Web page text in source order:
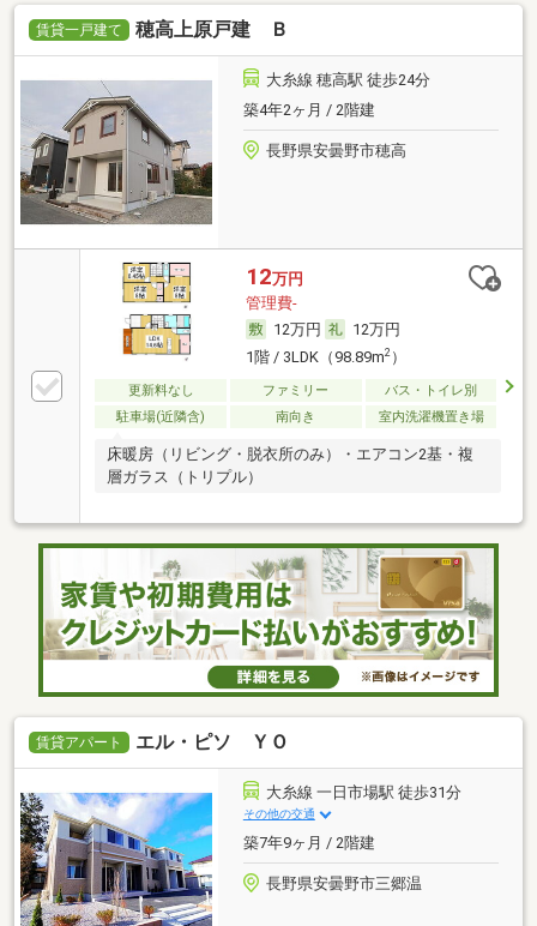
賃貸一戸建て 穂高上原戸建 Ｂ
大糸線 穂高駅 徒歩24分
築4年2ヶ月 / 2階建
長野県安曇野市穂高
12万円
管理費-
12万円
12万円
1階 / 3LDK（98.89m2）
更新料なし ファミリー
バス・トイレ別
駐車場(近隣含)
南向き 室内洗濯機置き場
床暖房（リビング・脱衣所のみ）・エアコン2基・複
層ガラス（トリプル）
賃貸アパート エル・ピソ ＹＯ
大糸線 一日市場駅 徒歩31分
その他の交通
築7年9ヶ月 / 2階建
長野県安曇野市三郷温